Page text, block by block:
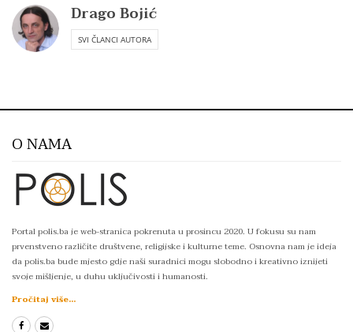
Drago Bojić
SVI ČLANCI AUTORA
O NAMA
Portal polis.ba je web-stranica pokrenuta u prosincu 2020. U fokusu su nam
prvenstveno različite društvene, religijske i kulturne teme. Osnovna nam je ideja
da polis.ba bude mjesto gdje naši suradnici mogu slobodno i kreativno iznijeti
svoje mišljenje, u duhu uključivosti i humanosti.
Pročitaj više...